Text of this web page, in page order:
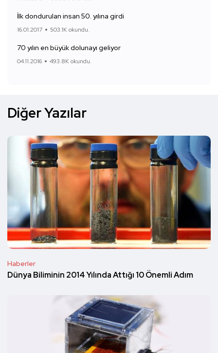
İlk dondurulan insan 50. yılına girdi
16.01.2017 503.1K okundu.
70 yılın en büyük dolunayı geliyor
04.11.2016 493.8K okundu.
Diğer Yazılar
Haberler
Dünya Biliminin 2014 Yılında Attığı 10 Önemli Adım